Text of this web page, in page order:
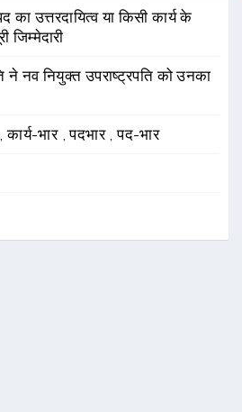
का उत्तरदायित्व या किसी कार्य के
जिम्मेदारी
ने नव नियुक्त उपराष्ट्रपति को उनका
,कार्य-भार ,पदभार ,पद-भार